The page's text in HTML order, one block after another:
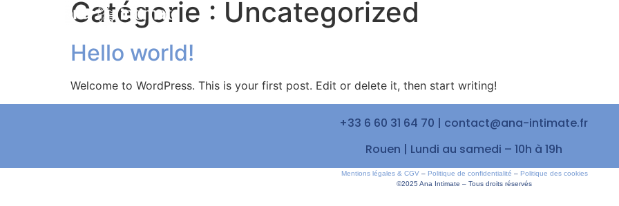
Catégorie : Uncategorized
Hello world!
Welcome to WordPress. This is your first post. Edit or delete it, then start writing!
+33 6 60 31 64 70 | contact@ana-intimate.fr
Rouen | Lundi au samedi – 10h à 19h
Mentions légales & CGV– Politique de confidentialité – Politique des cookies
©2025 Ana Intimate – Tous droits réservés​